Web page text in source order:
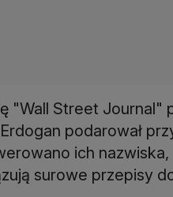
"Wall Street Journal"
podarował
ich
surowe przepisy